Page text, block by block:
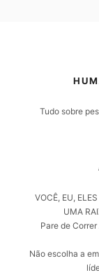
Tudo sobre
VOCÊ, EU,
UMA
Pare de
Não escolha a